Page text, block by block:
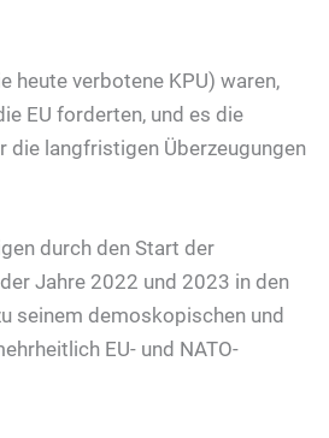
heute verbotene KPU) waren,
EU forderten, und es die
die langfristigen Überzeugungen
durch den Start der
Jahre 2022 und 2023 in den
seinem demoskopischen und
EU- und NATO-